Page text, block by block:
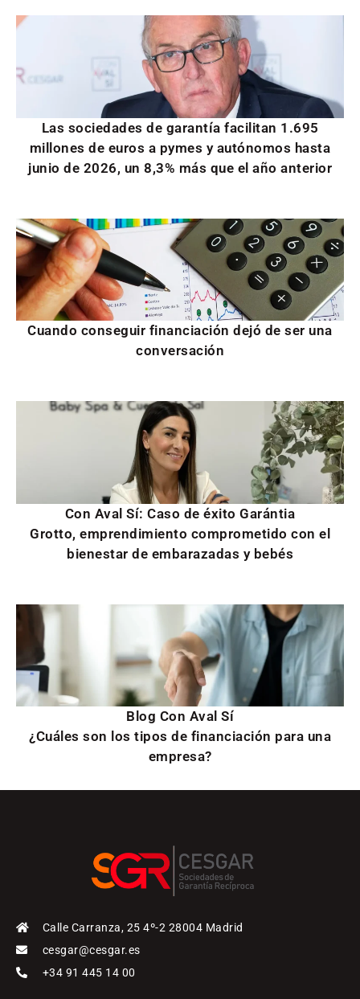
Las sociedades de garantía facilitan 1.695
millones de euros a pymes y autónomos hasta
junio de 2026, un 8,3% más que el año anterior
Cuando conseguir financiación dejó de ser una
conversación
Con Aval Sí: Caso de éxito Garántia
Grotto, emprendimiento comprometido con el
bienestar de embarazadas y bebés
Blog Con Aval Sí
¿Cuáles son los tipos de financiación para una
empresa?
Calle Carranza, 25 4º-2 28004 Madrid
cesgar@cesgar.es
+34 91 445 14 00